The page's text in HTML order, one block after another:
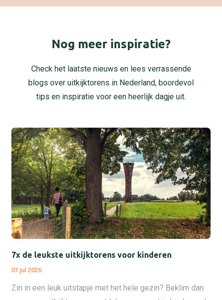
Nog meer inspiratie?
Check het laatste nieuws en lees verrassende
blogs over uitkijktorens in Nederland, boordevol
tips en inspiratie voor een heerlijk dagje uit.
7x de leukste uitkijktorens voor kinderen
01 jul 2026
Zin in een leuk uitstapje met het hele gezin? Beklim dan